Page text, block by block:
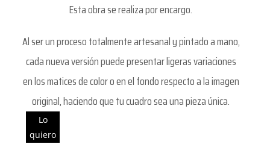
Esta obra se realiza por encargo.
Al ser un proceso totalmente artesanal y pintado a mano,
cada nueva versión puede presentar ligeras variaciones
en los matices de color o en el fondo respecto a la imagen
original, haciendo que tu cuadro sea una pieza única.
Lo
quiero